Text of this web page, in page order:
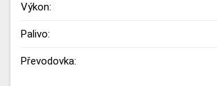
Výkon:
Palivo:
Převodovka: